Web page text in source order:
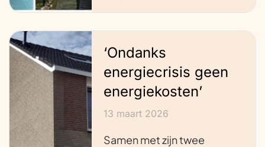
‘Ondanks
energiecrisis geen
energiekosten’
13 maart 2026
Samen met zijn twee